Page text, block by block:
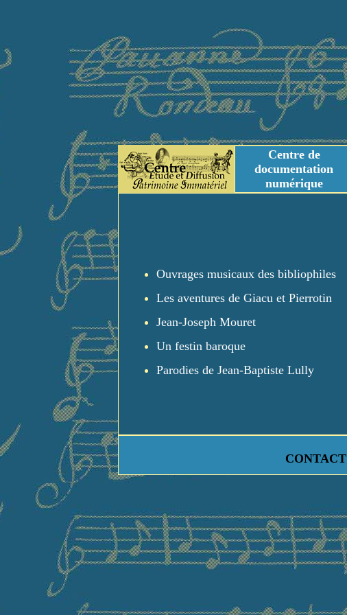
Centre de
documentation
numérique
Ouvrages musicaux des bibliophiles
Les aventures de Giacu et Pierrotin
Jean-Joseph Mouret
Un festin baroque
Parodies de Jean-Baptiste Lully
CONTACT